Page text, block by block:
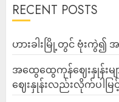
RECENT POSTS
ဟားခါးမြို့တွင် ဗုံးကွဲ၍ အ
အထွေထွေကုန်ဈေးနှုန်းမ
ဈေးနှုန်းလည်းလိုက်ပါမ